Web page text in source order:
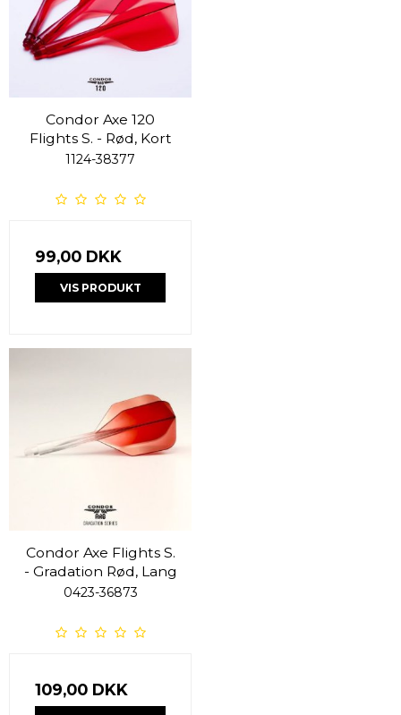
Condor Axe 120
Flights S. - Rød, Kort
1124-38377
99,00 DKK
VIS PRODUKT
Condor Axe Flights S.
- Gradation Rød, Lang
0423-36873
109,00 DKK